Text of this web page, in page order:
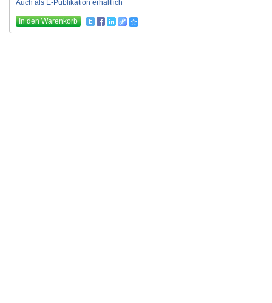
Auch als E-Publikation erhältlich
In den Warenkorb